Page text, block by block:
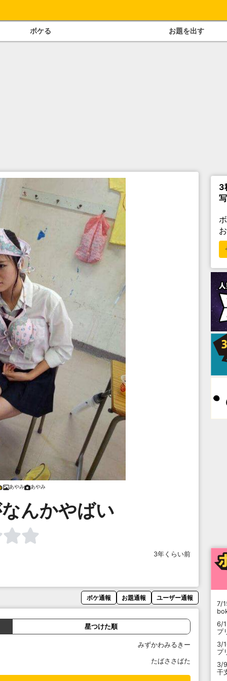
ボケる お題を出す
あやみ あやみ
んかやばい
3年くらい前
ボケ通報 お題通報 ユーザー通報
星つけた順
みずかわみるきー
たばささばた
3
7/
6/
プ
3/
プ
3/9
干